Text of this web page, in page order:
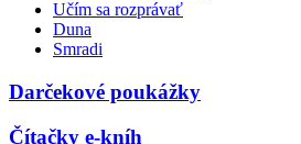
Učím sa rozprávať
Duna
Smradi
Darčekové poukážky
Čítačky e-kníh